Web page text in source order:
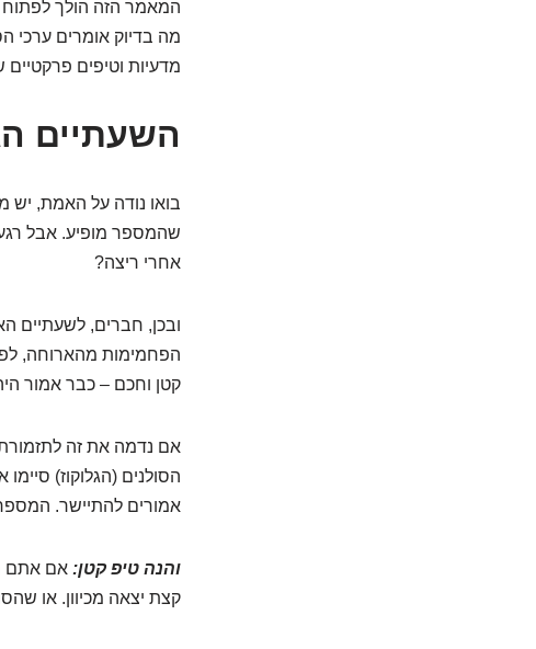
המאמר הזה הולך
מה בדיוק אומרים ערכי
מדעיות וטיפים פרקטיים
השעתיים
בואו נודה על האמת,
שהמספר מופיע. אבל
אחרי ריצה?
ובכן, חברים, לשעתיים
הפחמימות מהארוחה,
קטן וחכם – כבר אמור
אם נדמה את זה
הסולנים (הגלוקוז)
אמורים להתיישר.
והנה טיפ קטן: אם אתם
קצת יצאה מכיוון. או